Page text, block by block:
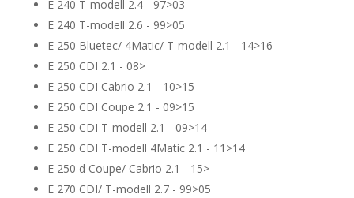
E 240 T-modell 2.4 - 97>03
E 240 T-modell 2.6 - 99>05
E 250 Bluetec/ 4Matic/ T-modell 2.1 - 14>16
E 250 CDI 2.1 - 08>
E 250 CDI Cabrio 2.1 - 10>15
E 250 CDI Coupe 2.1 - 09>15
E 250 CDI T-modell 2.1 - 09>14
E 250 CDI T-modell 4Matic 2.1 - 11>14
E 250 d Coupe/ Cabrio 2.1 - 15>
E 270 CDI/ T-modell 2.7 - 99>05